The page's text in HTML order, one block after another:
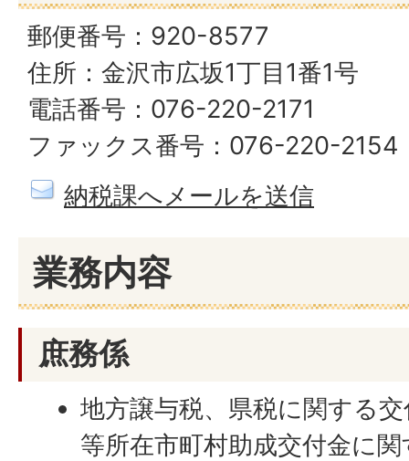
郵便番号：920-8577
住所：金沢市広坂1丁目1番1号
電話番号：076-220-2171
ファックス番号：076-220-2154
納税課へメールを送信
業務内容
庶務係
地方譲与税、県税に関する
等所在市町村助成交付金に